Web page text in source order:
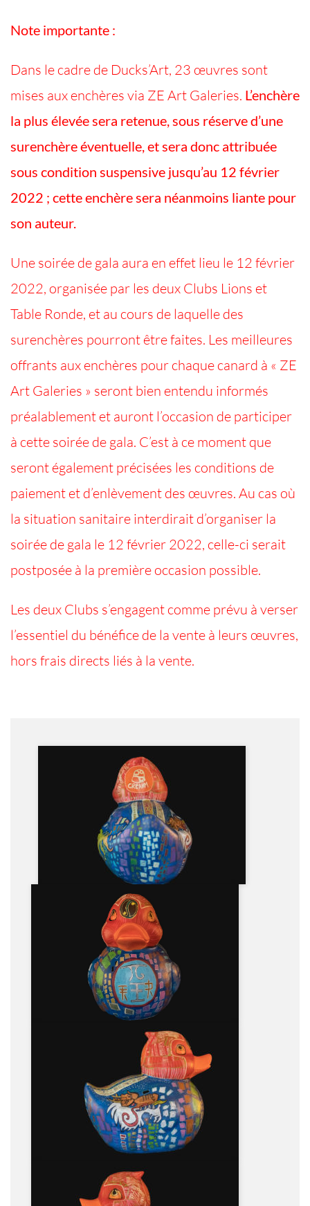
Note importante :
Dans le cadre de Ducks’Art, 23 œuvres sont
mises aux enchères via ZE Art Galeries. L’enchère
la plus élevée sera retenue, sous réserve d’une
surenchère éventuelle, et sera donc attribuée
sous condition suspensive jusqu’au 12 février
2022 ; cette enchère sera néanmoins liante pour
son auteur.
Une soirée de gala aura en effet lieu le 12 février
2022, organisée par les deux Clubs Lions et
Table Ronde, et au cours de laquelle des
surenchères pourront être faites. Les meilleures
offrants aux enchères pour chaque canard à « ZE
Art Galeries » seront bien entendu informés
préalablement et auront l’occasion de participer
à cette soirée de gala. C’est à ce moment que
seront également précisées les conditions de
paiement et d’enlèvement des œuvres. Au cas où
la situation sanitaire interdirait d’organiser la
soirée de gala le 12 février 2022, celle-ci serait
postposée à la première occasion possible.
Les deux Clubs s’engagent comme prévu à verser
l’essentiel du bénéfice de la vente à leurs œuvres,
hors frais directs liés à la vente.